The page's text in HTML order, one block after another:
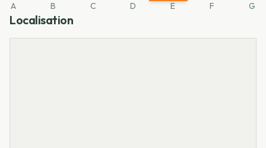
A
B C D E F G
Localisation